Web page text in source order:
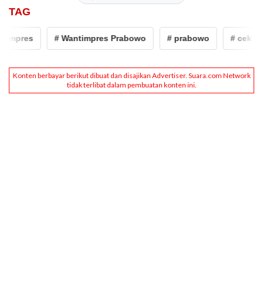
TAG
# Wantimpres Prabowo # prabowo # cek fakta